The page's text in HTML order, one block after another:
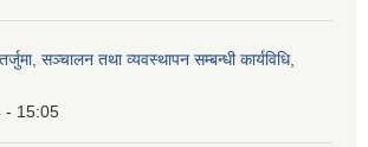
सञ्चालन तथा व्यवस्थापन सम्बन्धी कार्यविधि,
- 15:05